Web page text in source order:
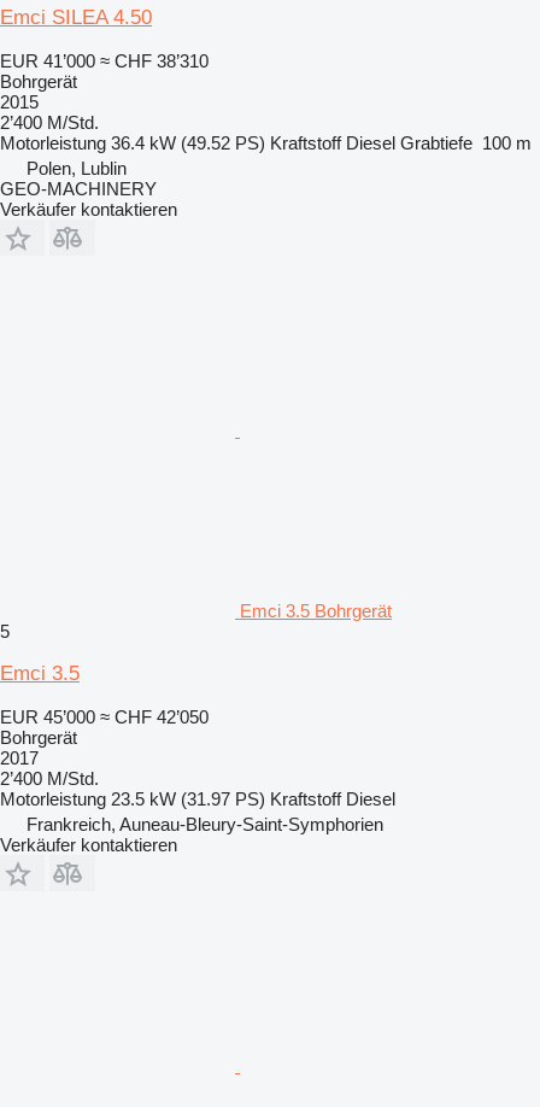
Emci SILEA 4.50
EUR 41’000 ≈ CHF 38’310
Bohrgerät
2015
2’400 M/Std.
Motorleistung 36.4 kW (49.52 PS) Kraftstoff Diesel Grabtiefe 100 m
Polen, Lublin
GEO-MACHINERY
Verkäufer kontaktieren
Emci 3.5 Bohrgerät
5
Emci 3.5
EUR 45’000 ≈ CHF 42’050
Bohrgerät
2017
2’400 M/Std.
Motorleistung 23.5 kW (31.97 PS) Kraftstoff Diesel
Frankreich, Auneau-Bleury-Saint-Symphorien
Verkäufer kontaktieren